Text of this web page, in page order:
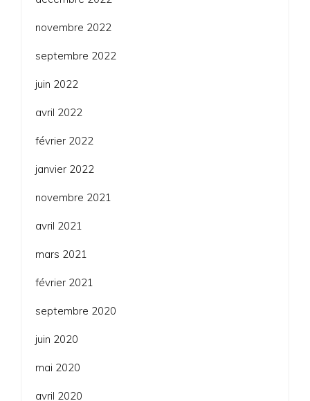
novembre 2022
septembre 2022
juin 2022
avril 2022
février 2022
janvier 2022
novembre 2021
avril 2021
mars 2021
février 2021
septembre 2020
juin 2020
mai 2020
avril 2020